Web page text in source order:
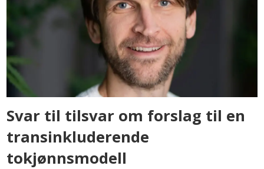
Svar til tilsvar om forslag til en
transinkluderende
tokjønnsmodell